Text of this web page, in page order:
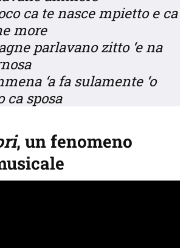
ca te nasce mpietto e ca
more
parlavano zitto ‘e na
‘a fa sulamente ‘o
ca sposa
, un fenomeno